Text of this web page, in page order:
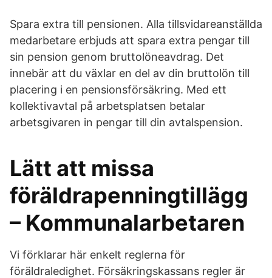
Spara extra till pensionen. Alla tillsvidareanställda
medarbetare erbjuds att spara extra pengar till
sin pension genom bruttolöneavdrag. Det
innebär att du växlar en del av din bruttolön till
placering i en pensionsförsäkring. Med ett
kollektivavtal på arbetsplatsen betalar
arbetsgivaren in pengar till din avtalspension.
Lätt att missa
föräldrapenningtillägg
– Kommunalarbetaren
Vi förklarar här enkelt reglerna för
föräldraledighet. Försäkringskassans regler är